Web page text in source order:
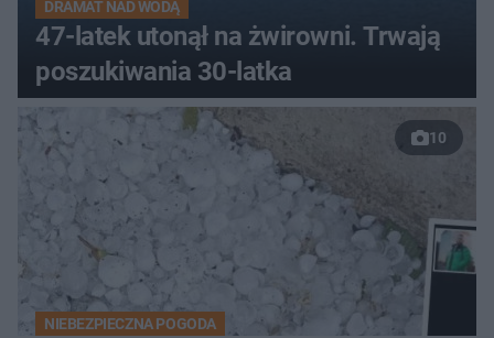
DRAMAT NAD WODĄ
47-latek utonął na żwirowni. Trwają
poszukiwania 30-latka
10
NIEBEZPIECZNA POGODA